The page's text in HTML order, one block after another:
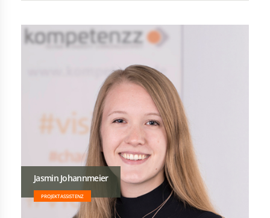
Jasmin Johannmeier
PROJEKTASSISTENZ